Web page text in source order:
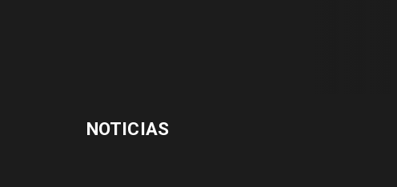
NOTICIAS